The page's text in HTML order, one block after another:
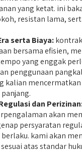
yang ketat. ini
resistan lama,
serta Biaya:
bersama efisien,
yang enggak
penggunaan
kalian mencermatkan
dan
akan
persyaratan
kami akan
atas standar